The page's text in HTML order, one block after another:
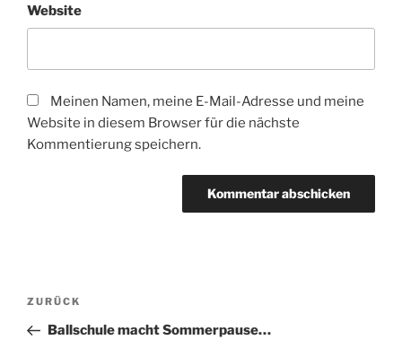
Website
Meinen Namen, meine E-Mail-Adresse und meine
Website in diesem Browser für die nächste
Kommentierung speichern.
Beitrags-
Vorheriger
Beitrag
ZURÜCK
Ballschule macht Sommerpause…